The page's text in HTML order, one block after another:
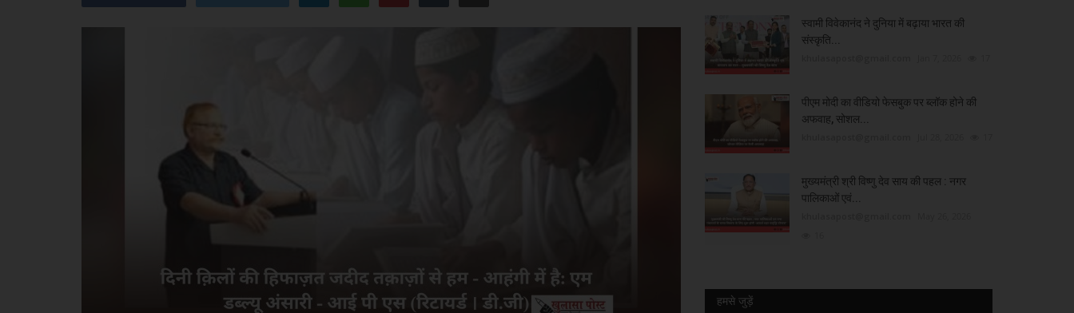
स्वामी विवेकानंद ने दुनिया में बढ़ाया भारत की
संस्कृति...
पीएम मोदी का वीडियो फेसबुक पर ब्लॉक होने की
अफवाह, सोशल...
मुख्यमंत्री श्री विष्णु देव साय की पहल : नगर
पालिकाओं एवं...
हमसे जुड़ें